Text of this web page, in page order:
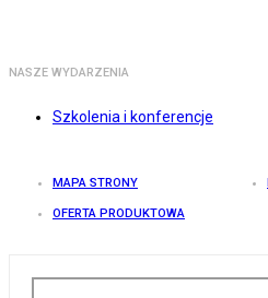
NASZE WYDARZENIA
Szkolenia i konferencje
MAPA STRONY
OFERTA PRODUKTOWA